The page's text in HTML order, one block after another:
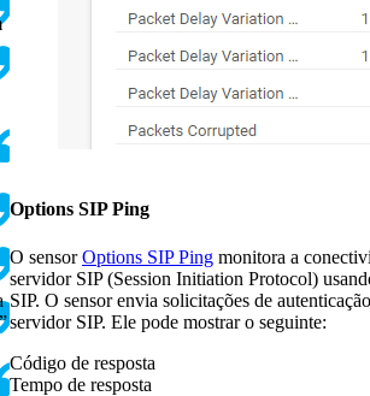
Options SIP Ping
O sensorOptions SIP Ping monitora a
servidor SIP (Session Initiation Protocol)
SIP. O sensor envia solicitações de
servidor SIP. Ele pode mostrar o seguinte:
Código de resposta
Tempo de resposta